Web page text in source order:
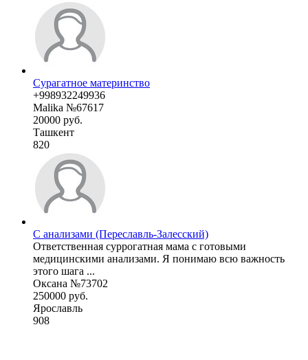
Сурагатное материнство
+998932249936
Malika №67617
20000 руб.
Ташкент
820
С анализами (Переславль-Залесский)
Ответственная суррогатная мама с готовыми
медицинскими анализами. Я понимаю всю важность
этого шага ...
Оксана №73702
250000 руб.
Ярославль
908